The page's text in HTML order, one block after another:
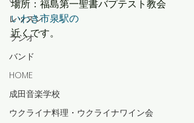
レッスン
ラジオ
バンド
HOME
成田音楽学校
ウクライナ料理・ウクライナワイン会
場所：福島第一聖書バプテスト教会
いわき市泉駅の
近くです。